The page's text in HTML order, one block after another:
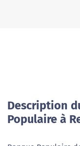
Description
Populaire à